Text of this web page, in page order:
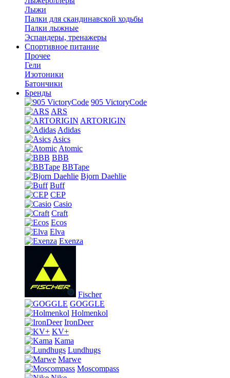
Лыжи
Палки для скандинавской ходьбы
Палки лыжные
Эспандеры, тренажеры
Спортивное питание
Прочее
Гели
Изотоники
Батончики
Бренды
905 VictoryCode
ARS
ARTORIGIN
Adidas
Asics
Atomic
BBB
BBTape
Bjorn Daehlie
Buff
CEP
Casio
Craft
Ecos
Elva
Exenza
Fischer
GOGGLE
Holmenkol
IronDeer
KV+
Kama
Lundhugs
Marwe
Moscompass